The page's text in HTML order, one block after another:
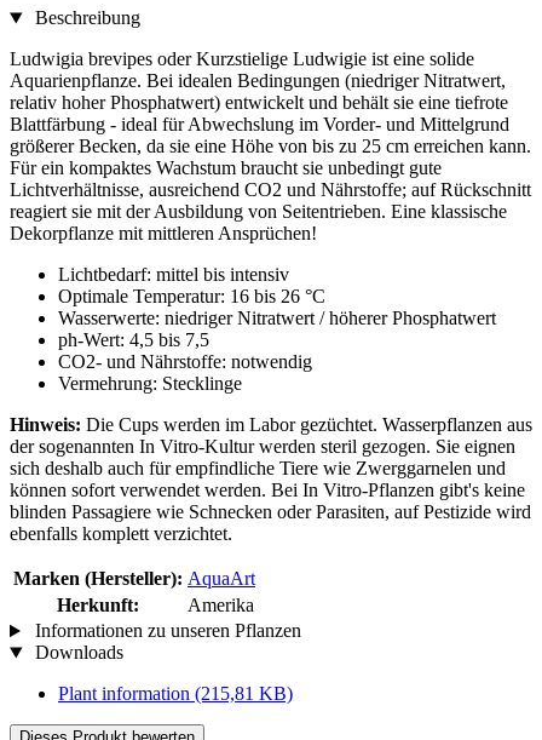
Beschreibung
Ludwigia brevipes oder Kurzstielige Ludwigie ist eine solide
Aquarienpflanze. Bei idealen Bedingungen (niedriger Nitratwert,
relativ hoher Phosphatwert) entwickelt und behält sie eine tiefrote
Blattfärbung - ideal für Abwechslung im Vorder- und Mittelgrund
größerer Becken, da sie eine Höhe von bis zu 25 cm erreichen kann.
Für ein kompaktes Wachstum braucht sie unbedingt gute
Lichtverhältnisse, ausreichend CO2 und Nährstoffe; auf Rückschnitt
reagiert sie mit der Ausbildung von Seitentrieben. Eine klassische
Dekorpflanze mit mittleren Ansprüchen!
Lichtbedarf: mittel bis intensiv
Optimale Temperatur: 16 bis 26 °C
Wasserwerte: niedriger Nitratwert / höherer Phosphatwert
ph-Wert: 4,5 bis 7,5
CO2- und Nährstoffe: notwendig
Vermehrung: Stecklinge
Hinweis: Die Cups werden im Labor gezüchtet. Wasserpflanzen aus
der sogenannten In Vitro-Kultur werden steril gezogen. Sie eignen
sich deshalb auch für empfindliche Tiere wie Zwerggarnelen und
können sofort verwendet werden. Bei In Vitro-Pflanzen gibt's keine
blinden Passagiere wie Schnecken oder Parasiten, auf Pestizide wird
ebenfalls komplett verzichtet.
Marken (Hersteller): AquaArt
Herkunft:
Amerika
Informationen zu unseren Pflanzen
Downloads
Plant information (215,81 KB)